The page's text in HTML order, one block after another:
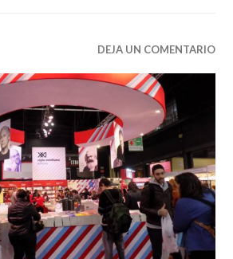
DEJA UN COMENTARIO